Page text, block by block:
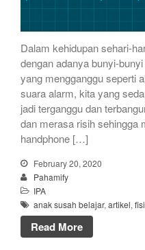
Dalam kehidupan sehari-
dengan adanya bunyi-
yang mengganggu seperti
suara alarm, kita yang
jadi terganggu dan
dan merasa risih sehingga
handphone […]
February 20, 2020
Pahamify
IPA
anak susah belajar, artikel,
Read More